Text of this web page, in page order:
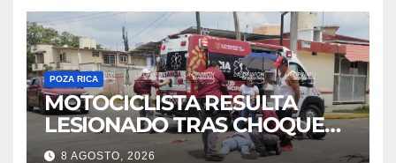
POZA RICA
MOTOCICLISTA RESULTA
LESIONADO TRAS CHOQUE
EN LA 27 DE SEPTIEMBRE
8 AGOSTO, 2026